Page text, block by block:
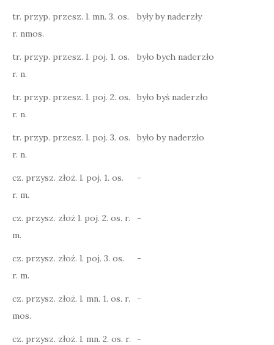
tr. przyp. przesz. l. mn. 3. os.
r. nmos.
były by naderzły
tr. przyp. przesz. l. poj. 1. os.
r. n.
było bych naderzło
tr. przyp. przesz. l. poj. 2. os.
r. n.
było byś naderzło
tr. przyp. przesz. l. poj. 3. os.
r. n.
było by naderzło
cz. przysz. złoż. l. poj. 1. os.
r. m.
-
cz. przysz. złoż l. poj. 2. os. r.
m.
-
cz. przysz. złoż. l. poj. 3. os.
r. m.
-
cz. przysz. złoż. l. mn. 1. os. r.
mos.
-
cz. przysz. złoż. l. mn. 2. os. r.
-